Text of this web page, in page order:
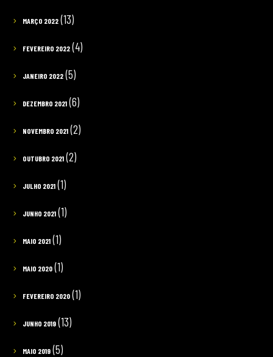
MARÇO 2022(13)
FEVEREIRO 2022(4)
JANEIRO 2022(5)
DEZEMBRO 2021(6)
NOVEMBRO 2021(2)
OUTUBRO 2021(2)
JULHO 2021(1)
JUNHO 2021(1)
MAIO 2021(1)
MAIO 2020(1)
FEVEREIRO 2020(1)
JUNHO 2019(13)
MAIO 2019(5)